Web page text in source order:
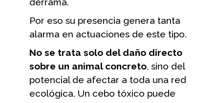
Por eso su presencia genera tanta
alarma en actuaciones de este tipo.
No se trata solo del daño directo
sobre un animal concreto, sino del
potencial de afectar a toda una red
ecológica. Un cebo tóxico puede